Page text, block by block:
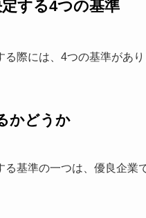
する4つの基準
る際には、4つの基準があ
かどうか
る基準の一つは、優良企業